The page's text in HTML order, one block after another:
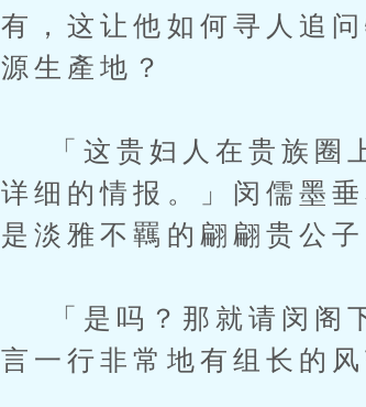
有，这让他如何寻人追
源生產地？
「这贵妇人在贵族圈
详细的情报。」闵儒墨
是淡雅不羈的翩翩贵公子
「是吗？那就请闵阁
言一行非常地有组长的